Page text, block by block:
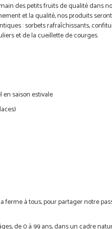
des petits fruits de qualité dans
et la qualité, nos produits
: sorbets rafraîchissants,
et de la cueillette de courges.
saison estivale
ferme à tous, pour partager notre